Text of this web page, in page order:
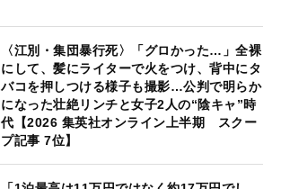
〈江別・集団暴行死〉「グロかった…」全裸
にして、髪にライターで火をつけ、背中にタ
バコを押しつける様子も撮影…公判で明らか
になった壮絶リンチと女子2人の“陰キャ”時
代【2026 集英社オンライン上半期 スクー
プ記事 7位】